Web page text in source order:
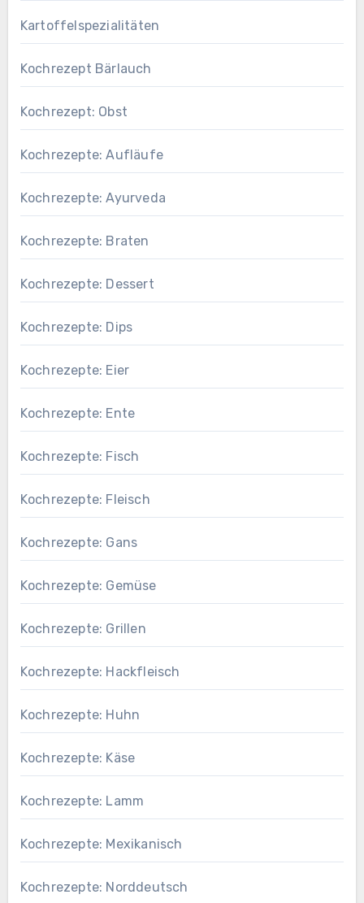
Kartoffelspezialitäten
Kochrezept Bärlauch
Kochrezept: Obst
Kochrezepte: Aufläufe
Kochrezepte: Ayurveda
Kochrezepte: Braten
Kochrezepte: Dessert
Kochrezepte: Dips
Kochrezepte: Eier
Kochrezepte: Ente
Kochrezepte: Fisch
Kochrezepte: Fleisch
Kochrezepte: Gans
Kochrezepte: Gemüse
Kochrezepte: Grillen
Kochrezepte: Hackfleisch
Kochrezepte: Huhn
Kochrezepte: Käse
Kochrezepte: Lamm
Kochrezepte: Mexikanisch
Kochrezepte: Norddeutsch